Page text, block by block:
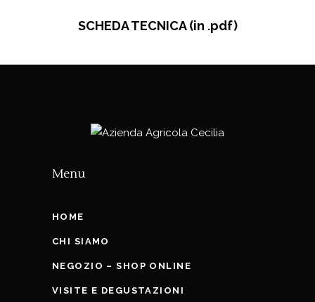
SCHEDA TECNICA (in .pdf)
Menu
HOME
CHI SIAMO
NEGOZIO – SHOP ONLINE
VISITE E DEGUSTAZIONI